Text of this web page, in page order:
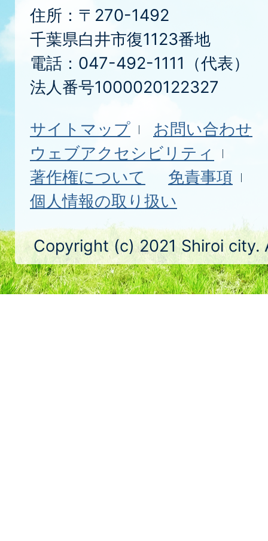
住所：〒270-1492
千葉県白井市復1123番地
電話：047-492-1111（代表）
法人番号1000020122327
サイトマップ
お問い合わせ
ウェブアクセシビリティ
著作権について
免責事項
個人情報の取り扱い
Copyright (c) 2021 Shiroi city.